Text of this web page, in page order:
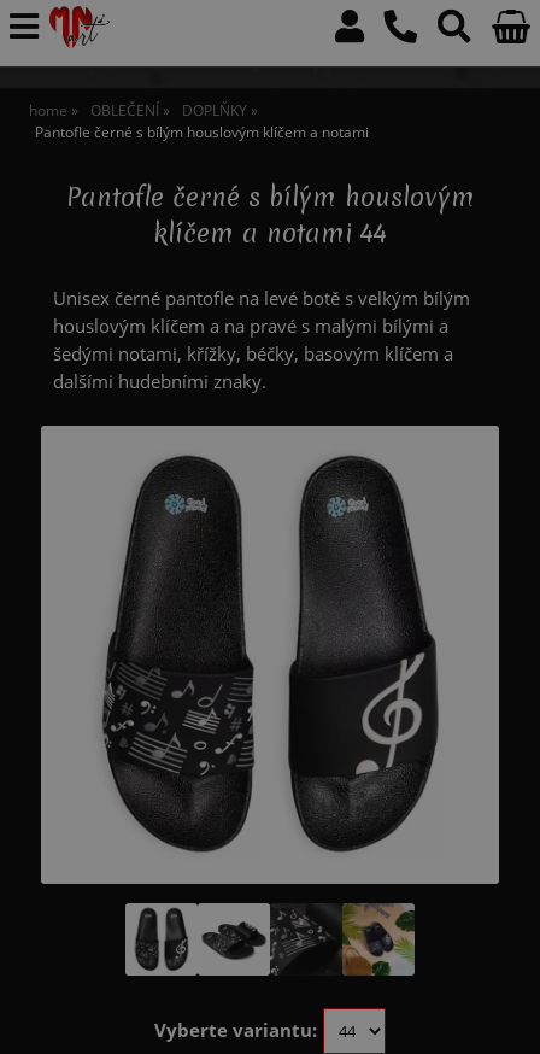
home OBLEČENÍ
DOPLŇKY
Pantofle černé s bílým houslovým klíčem a notami
Pantofle černé s bílým houslovým
klíčem a notami 44
Unisex černé pantofle na levé botě s velkým bílým
houslovým klíčem a na pravé s malými bílými a
šedými notami, křížky, béčky, basovým klíčem a
dalšími hudebními znaky.
Vyberte variantu: